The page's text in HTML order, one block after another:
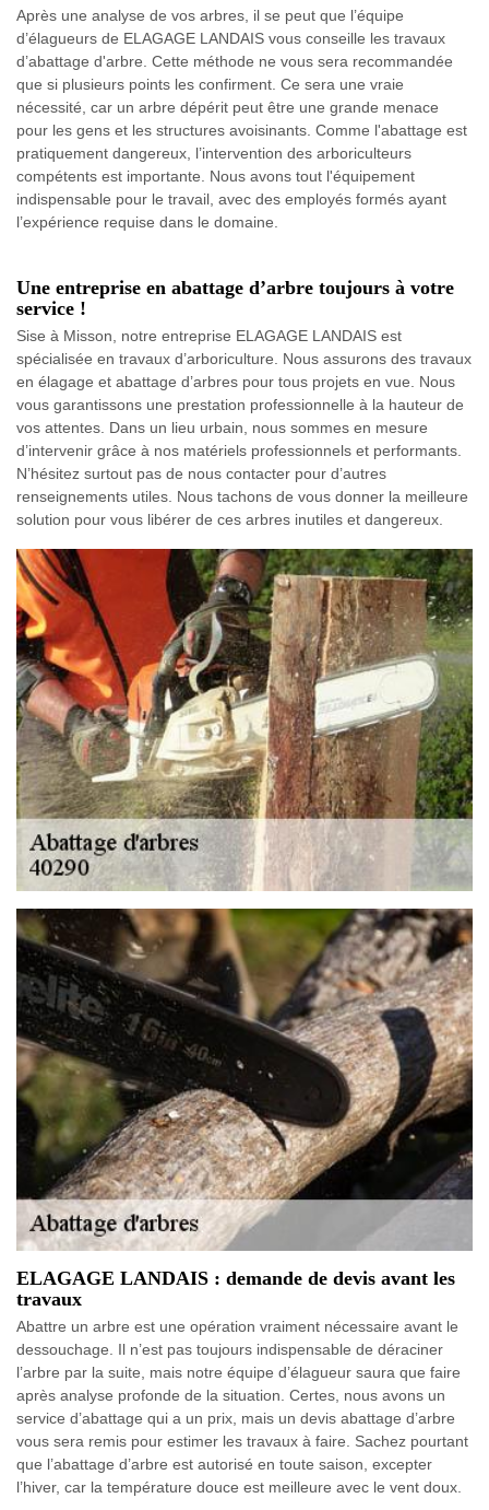
Après une analyse de vos arbres, il se peut que l’équipe
d’élagueurs de ELAGAGE LANDAIS vous conseille les travaux
d’abattage d'arbre. Cette méthode ne vous sera recommandée
que si plusieurs points les confirment. Ce sera une vraie
nécessité, car un arbre dépérit peut être une grande menace
pour les gens et les structures avoisinants. Comme l'abattage est
pratiquement dangereux, l’intervention des arboriculteurs
compétents est importante. Nous avons tout l'équipement
indispensable pour le travail, avec des employés formés ayant
l’expérience requise dans le domaine.
Une entreprise en abattage d’arbre toujours à votre
service !
Sise à Misson, notre entreprise ELAGAGE LANDAIS est
spécialisée en travaux d’arboriculture. Nous assurons des travaux
en élagage et abattage d’arbres pour tous projets en vue. Nous
vous garantissons une prestation professionnelle à la hauteur de
vos attentes. Dans un lieu urbain, nous sommes en mesure
d’intervenir grâce à nos matériels professionnels et performants.
N’hésitez surtout pas de nous contacter pour d’autres
renseignements utiles. Nous tachons de vous donner la meilleure
solution pour vous libérer de ces arbres inutiles et dangereux.
ELAGAGE LANDAIS : demande de devis avant les
travaux
Abattre un arbre est une opération vraiment nécessaire avant le
dessouchage. Il n’est pas toujours indispensable de déraciner
l’arbre par la suite, mais notre équipe d’élagueur saura que faire
après analyse profonde de la situation. Certes, nous avons un
service d’abattage qui a un prix, mais un devis abattage d’arbre
vous sera remis pour estimer les travaux à faire. Sachez pourtant
que l’abattage d’arbre est autorisé en toute saison, excepter
l’hiver, car la température douce est meilleure avec le vent doux.